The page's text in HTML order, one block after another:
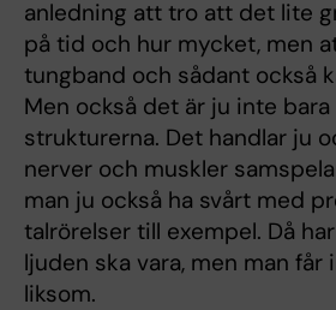
anledning att tro att det lite
på tid och hur mycket, men
tungband och sådant också
Men också det är ju inte
strukturerna. Det handlar ju
nerver och muskler
man ju också ha svårt med
talrörelser till exempel. Då
ljuden ska vara, men man
liksom.